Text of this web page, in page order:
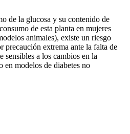
de la glucosa y su contenido de
de esta planta en mujeres
animales), existe un riesgo
precaución extrema ante la falta de
sensibles a los cambios en la
en modelos de diabetes no